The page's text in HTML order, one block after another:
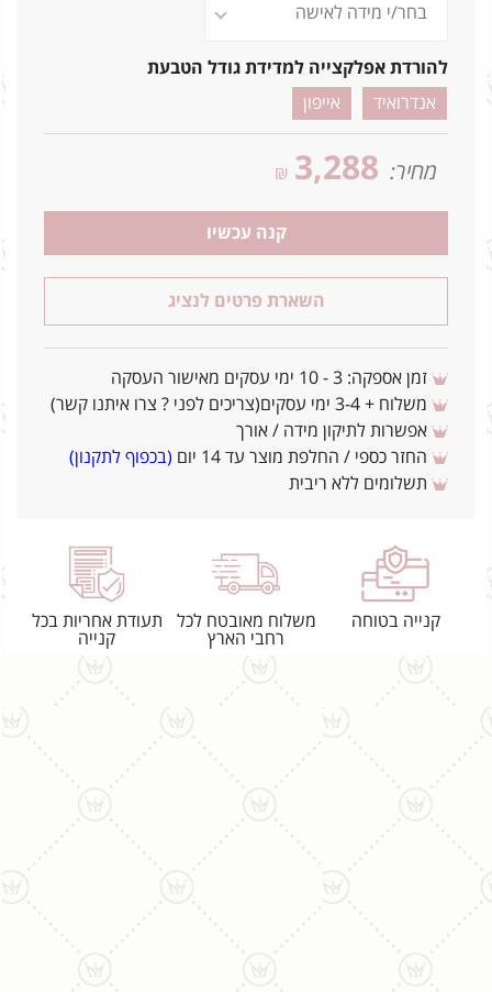
להורדת אפלקצייה למדידת גודל הטבעת
אנדרואיד
אייפון
מחיר: 3,288
₪
קנה עכשיו
השארת פרטים לנציג
זמן אספקה: 3 - 10 ימי עסקים מאישור העסקה
משלוח + 3-4 ימי עסקים(צריכים לפני ? צרו איתנו קשר)
אפשרות לתיקון מידה / אורך
החזר כספי / החלפת מוצר עד 14 יום
(בכפוף לתקנון)
תשלומים ללא ריבית
קנייה בטוחה
משלוח מאובטח לכל
רחבי הארץ
תעודת אחריות בכל
קנייה